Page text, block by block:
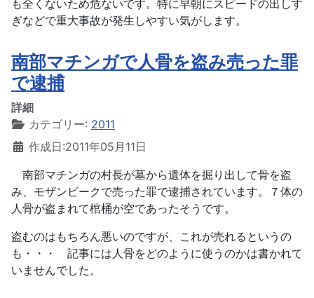
も全くないため危ないです。特に早朝にスピードの出しす
ぎなどで重大事故が発生しやすい気がします。
南部マチンガで人骨を盗み売った罪
で逮捕
詳細
カテゴリー: 2011
作成日:2011年05月11日
南部マチンガの村長が墓から遺体を掘り出して骨を盗
み、モザンビークで売った罪で逮捕されています。７体の
人骨が盗まれて棺桶が空であったそうです。
盗むのはもちろん悪いのですが、これが売れるというの
も・・・ 記事には人骨をどのように使うのかは書かれて
いませんでした。